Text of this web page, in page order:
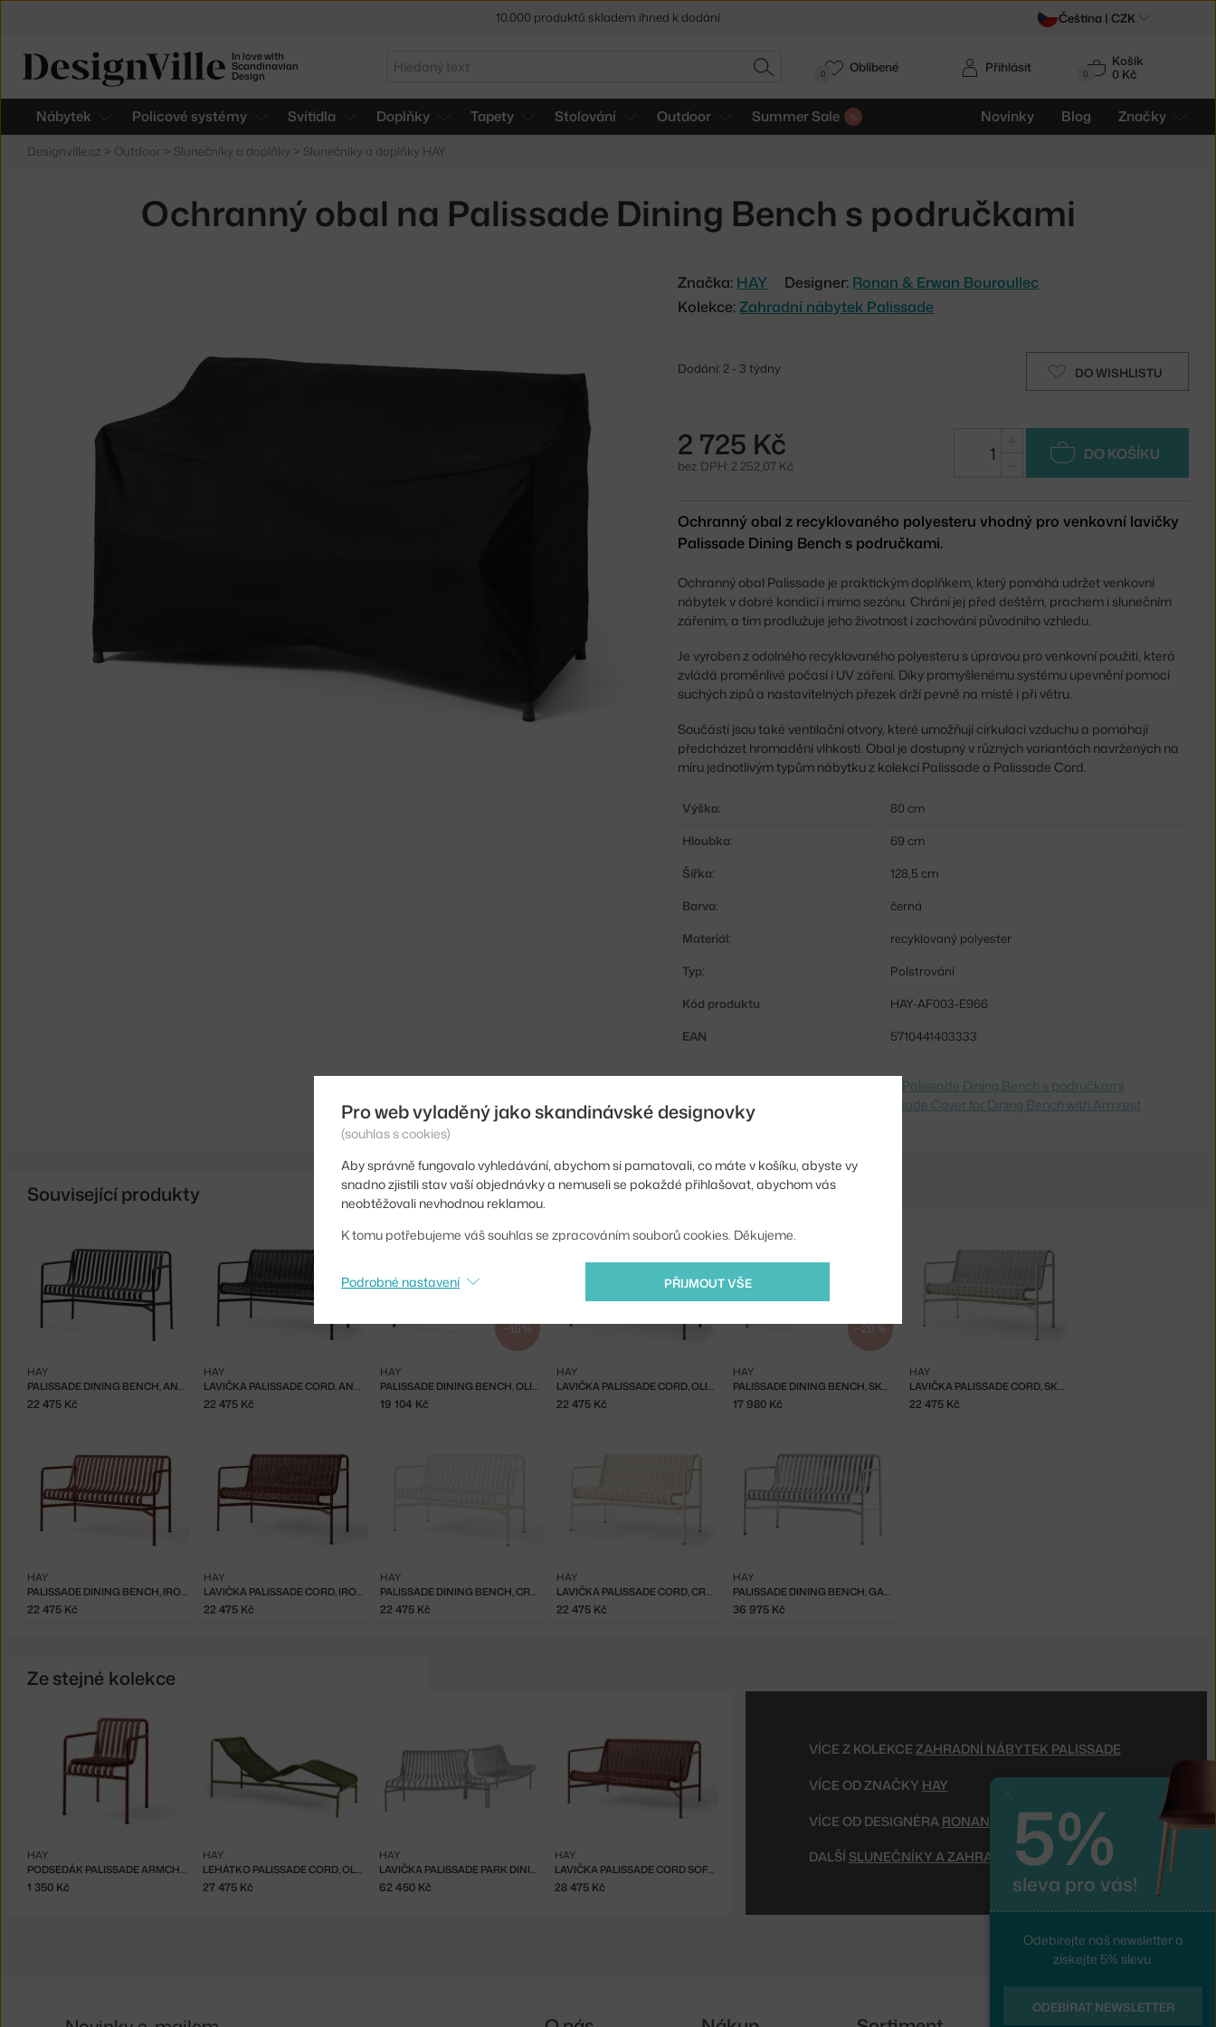
In love with
Scandinavian
Design
Hledat
HLEDAT 0
Košík
0 Kč
Nábytek Policové systémy Svítidla Doplňky Tapety Stolování Outdoor Summer Sale Novinky Blog Značky
Přihlásit
0 Oblíbené
Designville.cz > Outdoor > Slunečníky a doplňky > Slunečníky a doplňky HAY
Ochranný obal na Palissade Dining Bench s područkami
Značka: HAY Designer: Ronan & Erwan Bouroullec
Kolekce:Zahradní nábytek Palissade
DO WISHLISTU
Dodání: 2 - 3 týdny
2 725 Kč
bez DPH: 2 252,07 Kč
DO KOŠÍKU
Ochranný obal z recyklovaného polyesteru vhodný pro venkovní lavičky
Palissade Dining Bench s područkami.
Ochranný obal Palissade je praktickým doplňkem, který pomáhá udržet venkovní
nábytek v dobré kondici i mimo sezónu. Chrání jej před deštěm, prachem i slunečním
zářením, a tím prodlužuje jeho životnost i zachování původního vzhledu.
Je vyroben z odolného recyklovaného polyesteru s úpravou pro venkovní použití, která
zvládá proměnlivé počasí i UV záření. Díky promyšlenému systému upevnění pomocí
suchých zipů a nastavitelných přezek drží pevně na místě i při větru.
Součástí jsou také ventilační otvory, které umožňují cirkulaci vzduchu a pomáhají
předcházet hromadění vlhkosti. Obal je dostupný v různých variantách navržených na
míru jednotlivým typům nábytku z kolekcí Palissade a Palissade Cord.
Výška:
80 cm
Hloubka:
69 cm
Šířka:
128,5 cm
Barva:
černá
Materiál:
recyklovaný polyester
Typ:
Polstrování
Kód produktu
HAY-AF003-E966
EAN
5710441403333
Obal na Palissade Dining Bench s podrúčkami
Shopping from the EU? Switch to
Palissade Cover for Dining Bench with Armrest
Související produkty
PALISSADE DINING BENCH, ANTHRACITE
HAY
22 475 Kč
LAVIČKA PALISSADE CORD, ANTHRACITE
HAY
22 475 Kč
−15 %
PALISSADE DINING BENCH, OLIVE
HAY
19 104 Kč
LAVIČKA PALISSADE CORD, OLIVE
HAY
22 475 Kč
−20 %
PALISSADE DINING BENCH, SKY GREY
HAY
17 980 Kč
LAVIČKA PALISSADE CORD, SKY GREY
HAY
22 475 Kč
PALISSADE DINING BENCH, IRON RED
HAY
22 475 Kč
LAVIČKA PALISSADE CORD, IRON RED
HAY
22 475 Kč
PALISSADE DINING BENCH, CREAM WHITE
HAY
22 475 Kč
LAVIČKA PALISSADE CORD, CREAM WHITE
HAY
22 475 Kč
PALISSADE DINING BENCH, GALVANISED
HAY
36 975 Kč
Ze stejné kolekce
PODSEDÁK PALISSADE ARMCHAIR, IRON RED
HAY
1 350 Kč
LEHÁTKO PALISSADE CORD, OLIVE
HAY
27 475 Kč
LAVIČKA PALISSADE PARK DINING BENCH OUT/OUT SET OF 2, SKY GREY
HAY
62 450 Kč
LAVIČKA PALISSADE CORD SOFA, IRON RED
HAY
28 475 Kč
VÍCE Z KOLEKCE ZAHRADNÍ NÁBYTEK PALISSADE
VÍCE OD ZNAČKY HAY
VÍCE OD DESIGNÉRA RONAN & ERWAN BOUROULLEC
DALŠÍ SLUNEČNÍKY A ZAHRADNÍ DOPLŇKY
10.000 produktů skladem ihned k dodání Čeština | CZK
Pro web vyladěný jako skandinávské designovky
(souhlas s cookies)
Aby správně fungovalo vyhledávání, abychom si pamatovali, co máte v košíku, abyste vy
snadno zjistili stav vaší objednávky a nemuseli se pokaždé přihlašovat, abychom vás
neobtěžovali nevhodnou reklamou.
K tomu potřebujeme váš souhlas se zpracováním souborů cookies. Děkujeme.
PŘIJMOUT VŠE
Podrobné nastavení
5%
sleva pro vás!
Odebírejte náš newsletter a
získejte 5% slevu.
ODEBÍRAT NEWSLETTER